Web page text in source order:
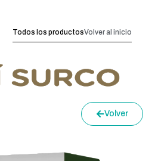
Todos los productosVolver al inicio
Volver